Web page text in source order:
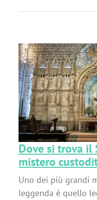
Dove si trova il
mistero
Uno dei più grandi
leggenda è quello